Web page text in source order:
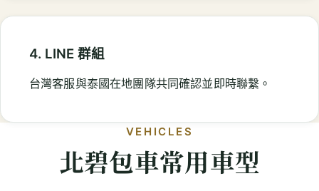
4. LINE 群組
台灣客服與泰國在地團隊共同確認並即時聯繫。
VEHICLES
北碧包車常用車型